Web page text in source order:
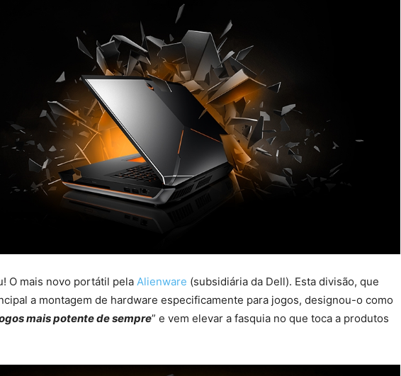
O mais novo portátil pela Alienware (subsidiária da Dell). Esta divisão, que
a montagem de hardware especificamente para jogos, designou-o como
mais potente de sempre” e vem elevar a fasquia no que toca a produtos